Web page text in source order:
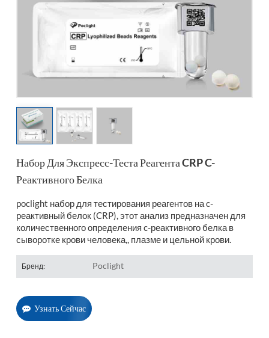
Набор Для Экспресс-Теста Реагента CRP C-
Реактивного Белка
poclight набор для тестирования реагентов на c-
реактивный белок (CRP), этот анализ предназначен для
количественного определения c-реактивного белка в
сыворотке крови человека,, плазме и цельной крови.
Бренд: Poclight
Узнать Сейчас